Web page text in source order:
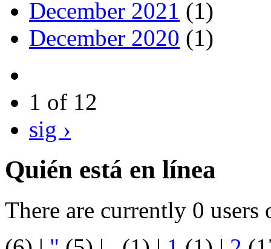
December 2021 (1)
December 2020 (1)
1 of 12
sig ›
Quién está en línea
There are currently 0 users